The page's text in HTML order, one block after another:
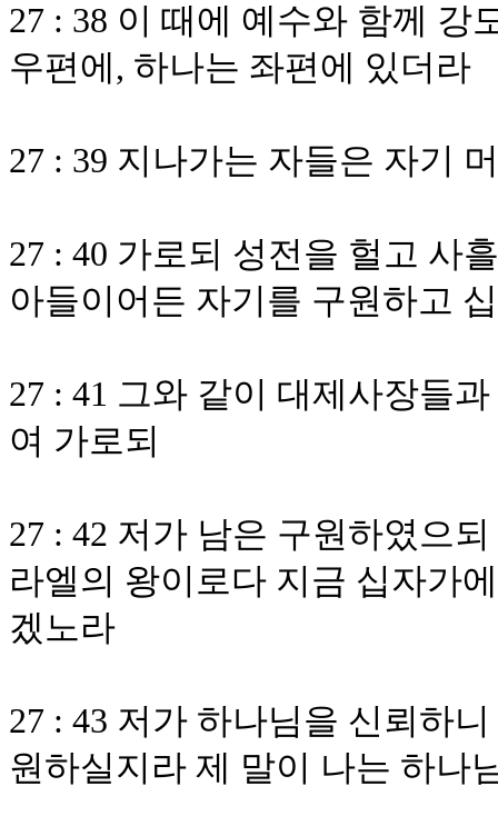
27 : 38 이 때에 예수와 함께 강
우편에, 하나는 좌편에 있더라
27 : 39 지나가는 자들은 자기
27 : 40 가로되 성전을 헐고 사
아들이어든 자기를 구원하고
27 : 41 그와 같이 대제사장들
여 가로되
27 : 42 저가 남은 구원하였으
라엘의 왕이로다 지금 십자가
겠노라
27 : 43 저가 하나님을 신뢰하
원하실지라 제 말이 나는 하나